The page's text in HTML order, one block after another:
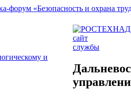
форум «Безопасность и охрана
сайт
службы